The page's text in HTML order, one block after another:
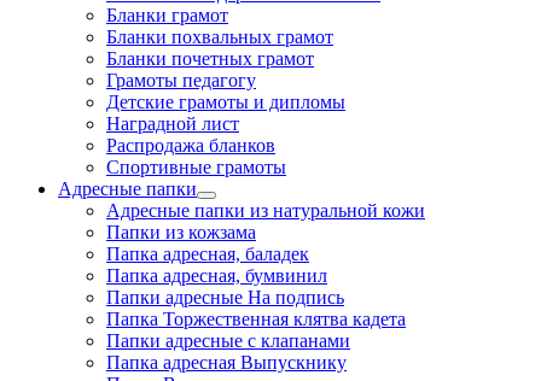
Бланки грамот
Бланки похвальных грамот
Бланки почетных грамот
Грамоты педагогу
Детские грамоты и дипломы
Наградной лист
Распродажа бланков
Спортивные грамоты
Адресные папки
Адресные папки из натуральной кожи
Папки из кожзама
Папка адресная, баладек
Папка адресная, бумвинил
Папки адресные На подпись
Папка Торжественная клятва кадета
Папки адресные с клапанами
Папка адресная Выпускнику